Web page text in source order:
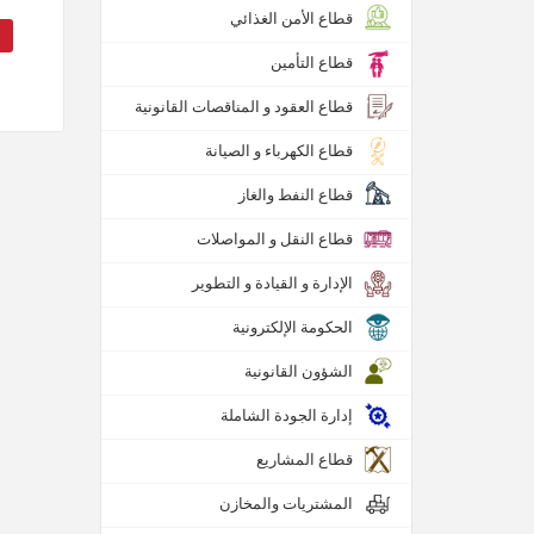
قطاع الأمن الغذائي
قطاع التأمين
قطاع العقود و المناقصات القانونية
قطاع الكهرباء و الصيانة
قطاع النفط والغاز
قطاع النقل و المواصلات
الإدارة و القيادة و التطوير
الحكومة الإلكترونية
الشؤون القانونية
إدارة الجودة الشاملة
قطاع المشاريع
المشتريات والمخازن